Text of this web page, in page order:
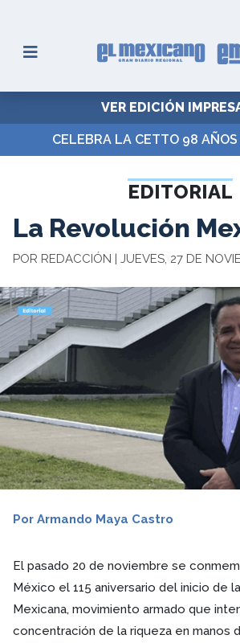
VER EDICIÓN
CELEBRA LA CETTO 98 AÑOS
EDITORIAL
La Revolución
POR REDACCIÓN | JUEVES, 27 DE
Por Armando Maya Castro
El pasado 20 de noviembre se
México el 115 aniversario del inicio de
Mexicana, movimiento armado que
concentración de la riqueza en manos